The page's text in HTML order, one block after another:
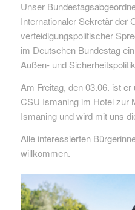
Unser
Internationaler Sekretär der
verteidigungspolitischer
im Deutschen Bundestag
Außen- und
Am Freitag, den 03.06. ist
CSU Ismaning im Hotel zur
Ismaning und wird mit uns
Alle interessierten
willkommen.